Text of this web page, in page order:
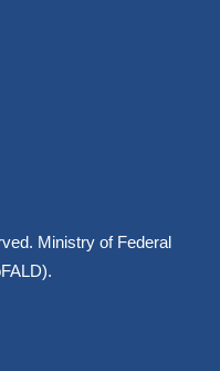
Ministry of Federal